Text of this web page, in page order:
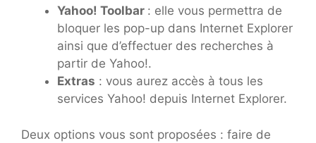
Yahoo! Toolbar : elle vous permettra de
bloquer les pop-up dans Internet Explorer
ainsi que d’effectuer des recherches à
partir de Yahoo!.
Extras : vous aurez accès à tous les
services Yahoo! depuis Internet Explorer.
Deux options vous sont proposées : faire de